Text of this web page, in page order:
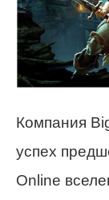
Компания
успех
Online